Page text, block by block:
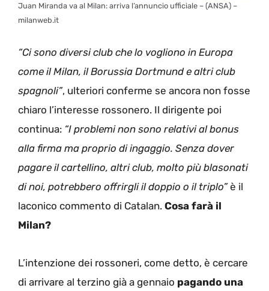
Juan Miranda va al Milan: arriva l’annuncio ufficiale – (ANSA) –
milanweb.it
“Ci sono diversi club che lo vogliono in Europa
come il Milan, il Borussia Dortmund e altri club
spagnoli”, ulteriori conferme se ancora non fosse
chiaro l’interesse rossonero. Il dirigente poi
continua: “I problemi non sono relativi al bonus
alla firma ma proprio di ingaggio. Senza dover
pagare il cartellino, altri club, molto più blasonati
di noi, potrebbero offrirgli il doppio o il triplo”è il
laconico commento di Catalan. Cosa farà il
Milan?
L’intenzione dei rossoneri, come detto, è cercare
di arrivare al terzino già a gennaio pagando una